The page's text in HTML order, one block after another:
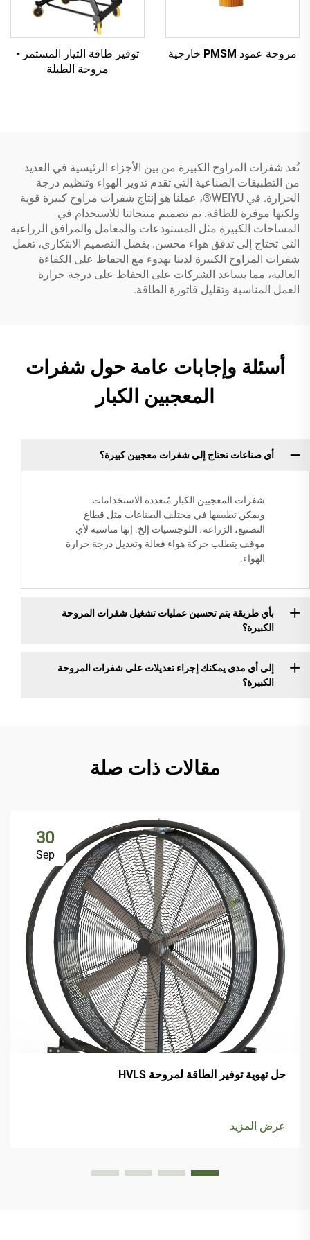
مروحة عمود PMSM خارجية
توفير طاقة التيار المستمر -
مروحة الطبلة
تُعد شفرات المراوح الكبيرة من بين الأجزاء الرئيسية في العديد
من التطبيقات الصناعية التي تقدم تدوير الهواء وتنظيم درجة
الحرارة. في WEIYU®، عملنا هو إنتاج شفرات مراوح كبيرة قوية
ولكنها موفرة للطاقة. تم تصميم منتجاتنا للاستخدام في
المساحات الكبيرة مثل المستودعات والمعامل والمرافق الزراعية
التي تحتاج إلى تدفق هواء محسن. بفضل التصميم الابتكاري، تعمل
شفرات المراوح الكبيرة لدينا بهدوء مع الحفاظ على الكفاءة
العالية، مما يساعد الشركات على الحفاظ على درجة حرارة
العمل المناسبة وتقليل فاتورة الطاقة.
أسئلة وإجابات عامة حول شفرات
المعجبين الكبار
أي صناعات تحتاج إلى شفرات معجبين كبيرة؟
شفرات المعجبين الكبار مُتعددة الاستخدامات
ويمكن تطبيقها في مختلف الصناعات مثل قطاع
التصنيع، الزراعة، اللوجستيات إلخ. إنها مناسبة لأي
موقف يتطلب حركة هواء فعالة وتعديل درجة حرارة
الهواء.
بأي طريقة يتم تحسين عمليات تشغيل شفرات المروحة
الكبيرة؟
إلى أي مدى يمكنك إجراء تعديلات على شفرات المروحة
الكبيرة؟
مقالات ذات صلة
30
Sep
حل تهوية توفير الطاقة لمروحة HVLS
عرض المزيد